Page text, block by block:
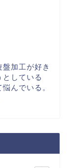
加工が好き
している
んでいる。